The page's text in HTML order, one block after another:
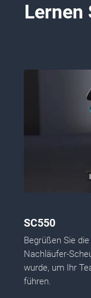
Lernen
SC550
Begrüßen Sie
Nachläufer-
wurde, um Ihr
führen.